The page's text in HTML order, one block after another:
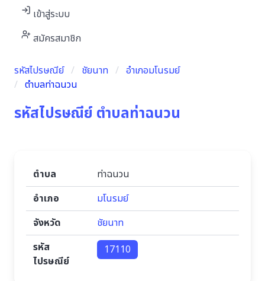
เข้าสู่ระบบ
สมัครสมาชิก
รหัสไปรษณีย์ ชัยนาท
อำเภอมโนรมย์
ตำบลท่าฉนวน
รหัสไปรษณีย์ ตำบลท่าฉนวน
ตำบล
ท่าฉนวน
อำเภอ
มโนรมย์
จังหวัด
ชัยนาท
รหัส
ไปรษณีย์
17110